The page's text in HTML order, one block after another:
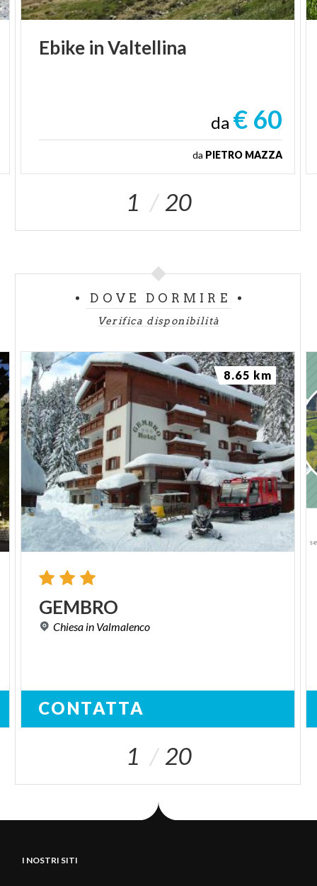
Ebike inValtellina
da € 60
da PIETRO MAZZA
1 20
DOVE DORMIRE
Verifica disponibilità
GEMBRO
Chiesa in Valmalenco
CONTATTA
8.65 km
1 20
I NOSTRI SITI